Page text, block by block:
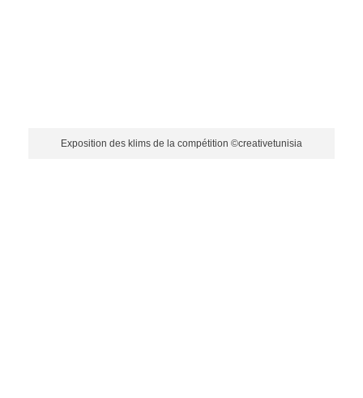
Exposition des klims de la compétition ©creativetunisia